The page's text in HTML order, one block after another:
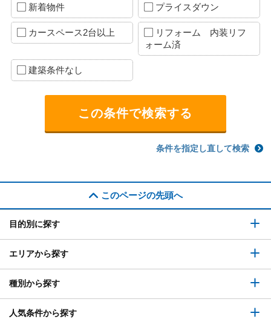
新着物件 プライスダウン
カースペース2台以上
リフォーム 内装リフ
ォーム済
建築条件なし
条件を指定し直して検索
このページの先頭へ
目的別に探す
エリアから探す
種別から探す
人気条件から探す